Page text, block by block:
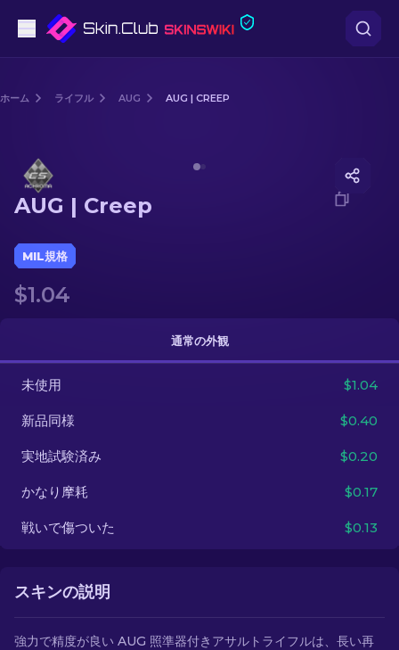
スナイパーライフル
ナイフ
グローブ
その他
ホーム ライフル AUG AUG | CREEP
AUG | Creep
MIL規格
$1.04
通常の外観
未使用 $1.04
新品同様 $0.40
実地試験済み $0.20
かなり摩耗 $0.17
戦いで傷ついた $0.13
スキンの説明
強力で精度が良い AUG 照準器付きアサルトライフルは、長い再